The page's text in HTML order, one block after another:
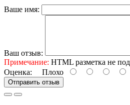
Ваше имя:
Ваш отзыв:
Примечание: HTML разметка не
Оценка: Плохо
Отправить отзыв